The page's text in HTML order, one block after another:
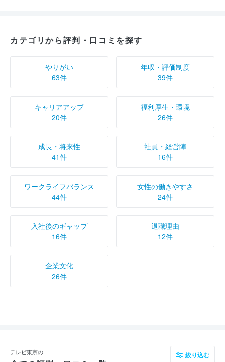
カテゴリから評判・口コミを探す
やりがい
63件
年収・評価制度
39件
キャリアアップ
20件
福利厚生・環境
26件
成長・将来性
41件
社員・経営陣
16件
ワークライフバランス
44件
女性の働きやすさ
24件
入社後のギャップ
16件
退職理由
12件
企業文化
26件
テレビ東京の 絞り込む